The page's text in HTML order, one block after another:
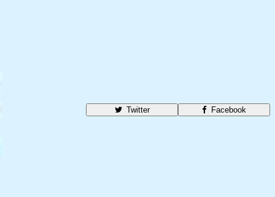
Facebook
Twitter